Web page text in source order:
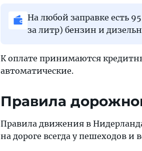
На любой заправке есть
за литр) бензин и
К оплате принимаются
автоматические.
Правила
Правила движения в
на дороге всегда у пешеходов и